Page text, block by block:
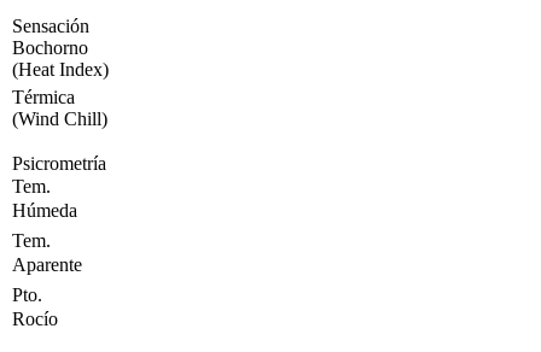
Sensación
Bochorno
(Heat Index)
Térmica
(Wind Chill)
Psicrometría
Tem.
Húmeda
Tem.
Aparente
Pto.
Rocío